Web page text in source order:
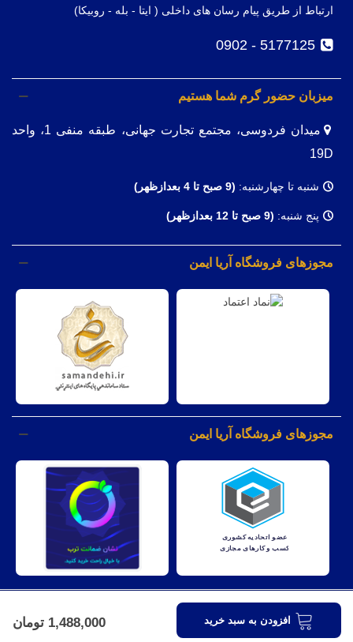
1,488,000 تومان افزودن به سبد خرید
ارتباط از طریق پیام رسان های داخلی ( ایتا - بله - روبیکا)
5177125 - 0902
میزبان حضور گرم شما هستیم
میدان فردوسی، مجتمع تجارت جهانی، طبقه منفی 1، واحد
19D
شنبه تا چهارشنبه: (9 صبح تا 4 بعدازظهر)
پنج شنبه: (9 صبح تا 12 بعدازظهر)
مجوزهای فروشگاه آریا ایمن
مجوزهای فروشگاه آریا ایمن
کليه حقوق مادی و معنوی اين وبسايت متعلق به شرکت آریا ایمن نظارت